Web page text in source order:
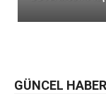
GÜNCEL